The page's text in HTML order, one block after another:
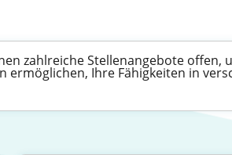
zahlreiche Stellenangebote
ermöglichen, Ihre Fähigkeiten in